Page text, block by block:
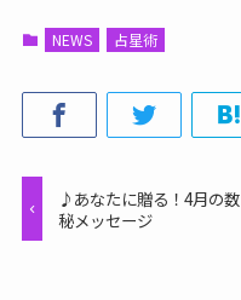
NEWS 占星術
♪あなたに贈る！4月の数
秘メッセージ